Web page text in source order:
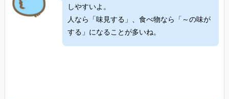
しやすいよ。
人なら「味見する」、食べ物なら「～の味が
する」になることが多いね。